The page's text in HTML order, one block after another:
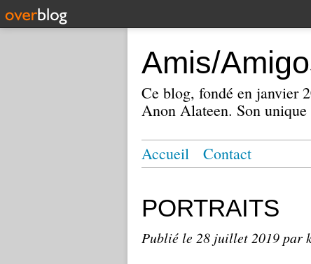
Amis/
Ce blog, fondé en janvier
Anon Alateen. Son
Accueil Contact
PORTRAITS
Publié le 28 juillet 2019par